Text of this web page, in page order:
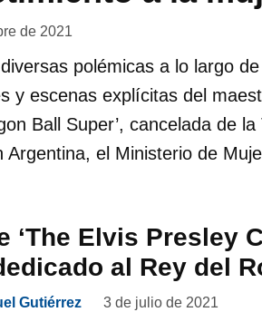
de 2021
polémicas a lo largo
y escenas explícitas del
Ball Super’, cancelada de
Argentina, el Ministerio de
‘The Elvis Presley
al Rey del
Gutiérrez 3 de julio de 2021